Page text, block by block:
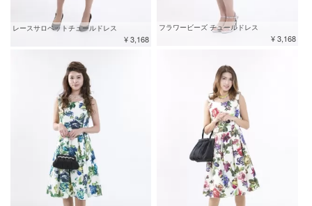
レースサロペットチュールドレス
¥ 3,168
フラワービーズ チュールドレス
¥ 3,168